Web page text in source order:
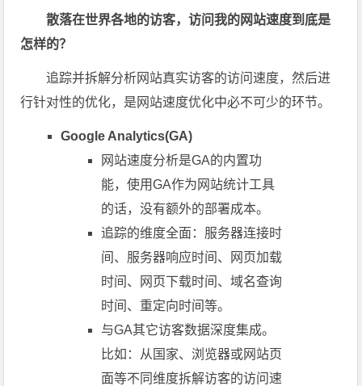
散落在世界各地的访客，访问我的网站速度到底是
怎样的？
追踪并拆解分析网站真实访客的访问速度，然后进
行针对性的优化，是网站速度优化中必不可少的环节。
Google Analytics(GA)
网站速度分析是GA的内置功
能，使用GA作为网站统计工具
的话，没有额外的部署成本。
追踪的维度全面：服务器连接时
间、服务器响应时间、网页加载
时间、网页下载时间、域名查询
时间、重定向时间等。
与GA其它访客数据深度集成。
比如：从国家、浏览器或网站页
面等不同维度拆解访客的访问速